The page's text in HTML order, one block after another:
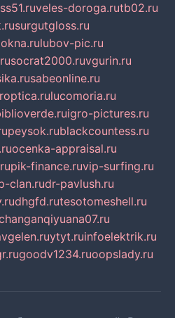
veles-doroga.rutb02.ru
surgutgloss.ru
lubov-pic.ru
socrat2000.ruvgurin.ru
sabeonline.ru
lucomoria.ru
igro-pictures.ru
peysok.rublackcountess.ru
ocenka-appraisal.ru
pik-finance.ruvip-surfing.ru
clan.rudr-pavlush.ru
dhgfd.rutesotomeshell.ru
ytyt.ruinfoelektrik.ru
goodv1234.ruoopslady.ru